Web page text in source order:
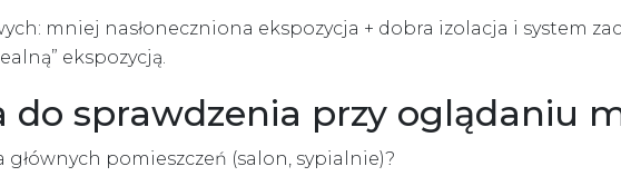
mniej nasłoneczniona ekspozycja + dobra izolacja i system
ekspozycją.
do sprawdzenia przy oglądaniu
pomieszczeń (salon, sypialnie)?